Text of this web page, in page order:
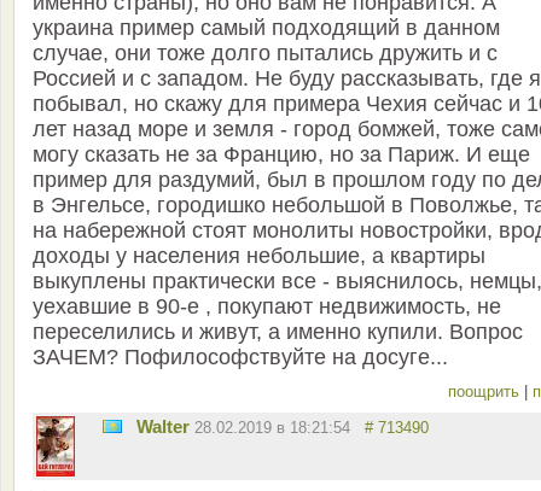
украина пример самый подходящий в данном
случае, они тоже долго пытались дружить и с
Россией и с западом. Не буду рассказывать, где я
побывал, но скажу для примера Чехия сейчас и
лет назад море и земля - город бомжей, тоже
могу сказать не за Францию, но за Париж. И еще
пример для раздумий, был в прошлом году по
в Энгельсе, городишко небольшой в Поволжье,
на набережной стоят монолиты новостройки,
доходы у населения небольшие, а квартиры
выкуплены практически все - выяснилось, немцы,
уехавшие в 90-е , покупают недвижимость, не
переселились и живут, а именно купили. Вопрос
ЗАЧЕМ? Пофилософствуйте на досуге...
поощрить
Walter 28.02.2019 в 18:21:54 # 713490